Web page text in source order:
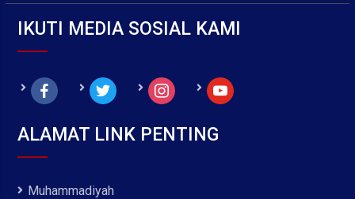
IKUTI MEDIA SOSIAL KAMI
facebook twitter instagram youtube
ALAMAT LINK PENTING
Muhammadiyah